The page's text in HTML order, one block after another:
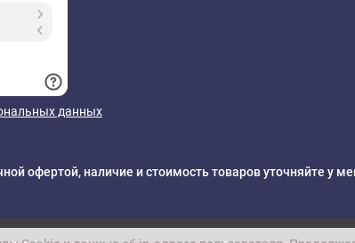
данных
офертой, наличие и стоимость товаров уточняйте у